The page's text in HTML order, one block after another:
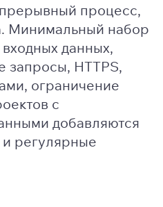
процесс,
Минимальный набор
данных,
запросы, HTTPS,
ограничение
с
добавляются
и регулярные